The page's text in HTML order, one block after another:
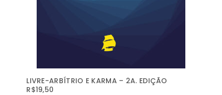
LIVRE-ARBÍTRIO E KARMA – 2A. EDIÇÃO
R$19,50